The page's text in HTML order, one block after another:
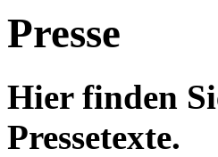
Presse
Hier finden
Pressetexte.